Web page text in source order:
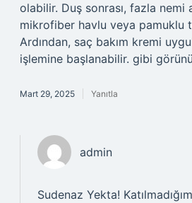
olabilir. Duş sonrası, fazla nemi
mikrofiber havlu veya pamuklu
Ardından, saç bakım kremi
işlemine başlanabilir. gibi
Mart 29, 2025 Yanıtla
admin
Sudenaz Yekta!